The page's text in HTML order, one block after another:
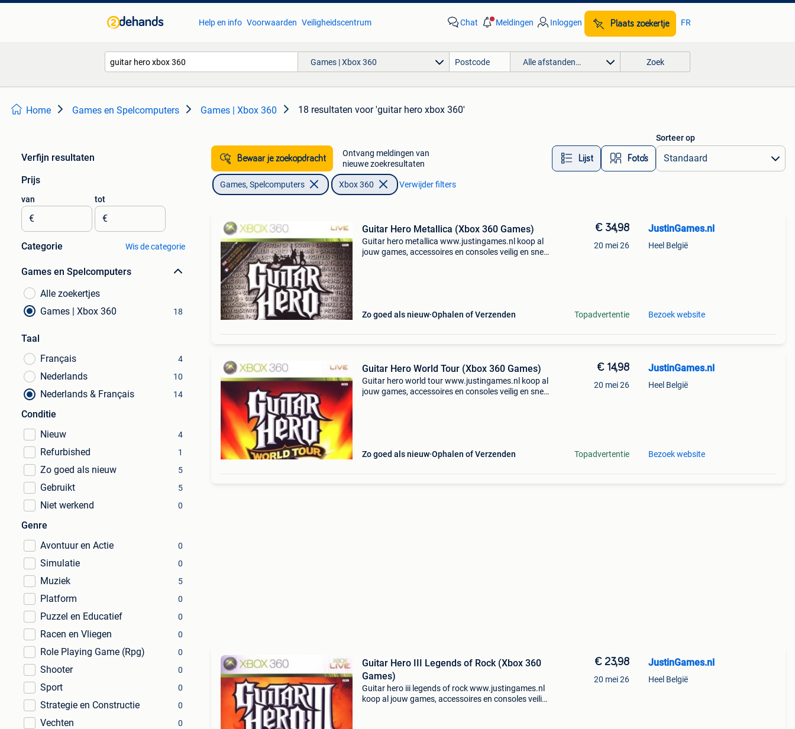
Help en info Voorwaarden Veiligheidscentrum Chat Meldingen Inloggen Plaats zoekertje FR
Games | Xbox 360 Alle afstanden… Zoek
Home Games en Spelcomputers Games | Xbox 360 18 resultaten voor 'guitar hero xbox 360'
Verfijn resultaten
Prijs
van
€
tot
€
Categorie Wis de categorie
Games en Spelcomputers
Alle zoekertjes
Games | Xbox 360
18
Taal
Français
4
Nederlands 10
Nederlands & Français 14
Conditie
Nieuw
4
Refurbished 1
Zo goed als nieuw 5
Gebruikt 5
Niet werkend 0
Genre
Avontuur en Actie
0
Simulatie 0
Muziek 5
Platform 0
Puzzel en Educatief 0
Racen en Vliegen 0
Role Playing Game (Rpg) 0
Shooter 0
Sport 0
Strategie en Constructie 0
Vechten 0
Bewaar je zoekopdracht
Ontvang meldingen van
nieuwe zoekresultaten
Lijst Foto’s
Sorteer op
Games, Spelcomputers Xbox 360 Verwijder filters
Guitar Hero Metallica (Xbox 360 Games)
Guitar hero metallica www.justingames.nl koop al
jouw games, accessoires en consoles veilig en snel
Zo goed als nieuw Ophalen of Verzenden
€ 34,98
20 mei 26
Topadvertentie
JustinGames.nl
Heel België
Bezoek website
Guitar Hero World Tour (Xbox 360 Games)
Guitar hero world tour www.justingames.nl koop al
jouw games, accessoires en consoles veilig en snel
Zo goed als nieuw Ophalen of Verzenden
€ 14,98
20 mei 26
Topadvertentie
JustinGames.nl
Heel België
Bezoek website
Guitar Hero III Legends of Rock (Xbox 360
Games)
Guitar hero iii legends of rock www.justingames.nl
koop al jouw games, accessoires en consoles veilig
€ 23,98
20 mei 26
JustinGames.nl
Heel België